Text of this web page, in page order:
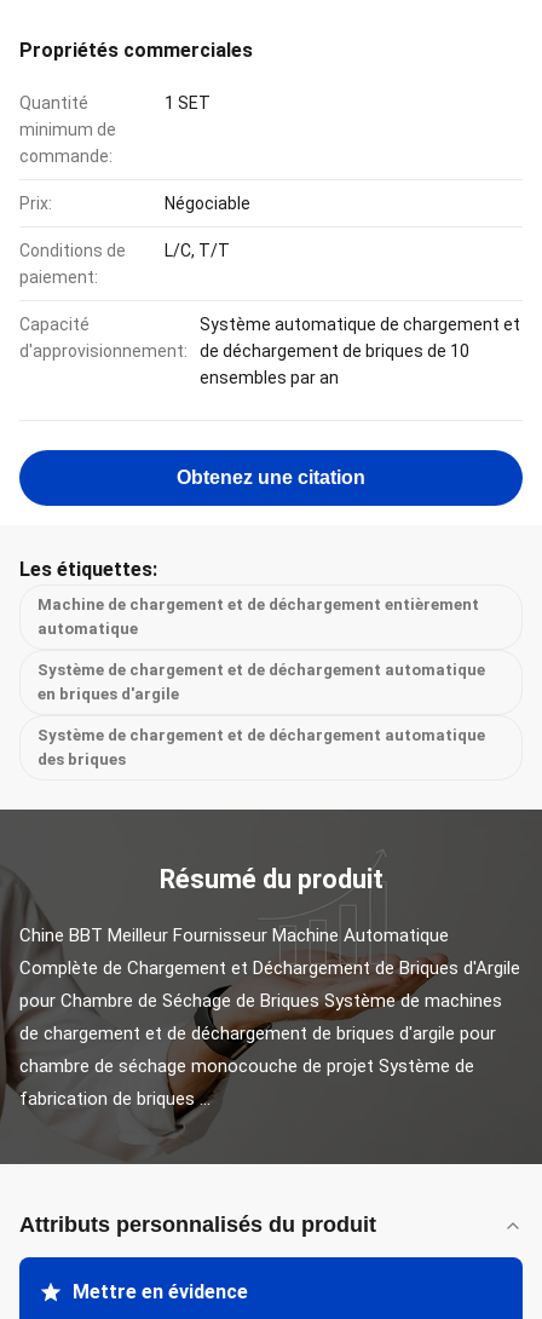
Propriétés commerciales
Quantité
minimum de
commande:
1 SET
Prix: Négociable
Conditions de
paiement:
L/C, T/T
Capacité
d'approvisionnement:
Système automatique de chargement et
de déchargement de briques de 10
ensembles par an
Obtenez une citation
Les étiquettes:
Machine de chargement et de déchargement entièrement
automatique
Système de chargement et de déchargement automatique
en briques d'argile
Système de chargement et de déchargement automatique
des briques
Résumé du produit
Chine BBT Meilleur Fournisseur Machine Automatique
Complète de Chargement et Déchargement de Briques d'Argile
pour Chambre de Séchage de Briques Système de machines
de chargement et de déchargement de briques d'argile pour
chambre de séchage monocouche de projet Système de
fabrication de briques ...
Attributs personnalisés du produit
Mettre en évidence